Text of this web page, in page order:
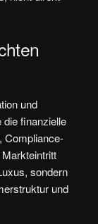
und
die finanzielle
Compliance-
sondern
und